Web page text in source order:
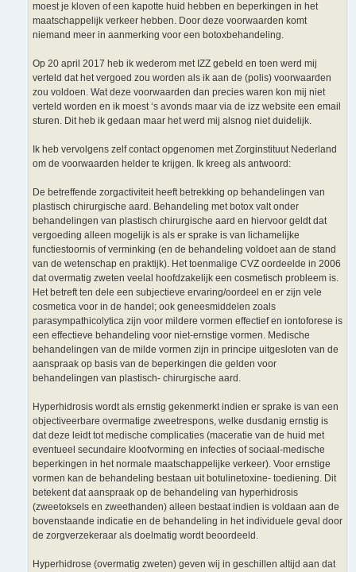
moest je kloven of een kapotte huid hebben en beperkingen in het
maatschappelijk verkeer hebben. Door deze voorwaarden komt
niemand meer in aanmerking voor een botoxbehandeling.
Op 20 april 2017 heb ik wederom met IZZ gebeld en toen werd mij
verteld dat het vergoed zou worden als ik aan de (polis) voorwaarden
zou voldoen. Wat deze voorwaarden dan precies waren kon mij niet
verteld worden en ik moest ‘s avonds maar via de izz website een email
sturen. Dit heb ik gedaan maar het werd mij alsnog niet duidelijk.
Ik heb vervolgens zelf contact opgenomen met Zorginstituut Nederland
om de voorwaarden helder te krijgen. Ik kreeg als antwoord:
De betreffende zorgactiviteit heeft betrekking op behandelingen van
plastisch chirurgische aard. Behandeling met botox valt onder
behandelingen van plastisch chirurgische aard en hiervoor geldt dat
vergoeding alleen mogelijk is als er sprake is van lichamelijke
functiestoornis of verminking (en de behandeling voldoet aan de stand
van de wetenschap en praktijk). Het toenmalige CVZ oordeelde in 2006
dat overmatig zweten veelal hoofdzakelijk een cosmetisch probleem is.
Het betreft ten dele een subjectieve ervaring/oordeel en er zijn vele
cosmetica voor in de handel; ook geneesmiddelen zoals
parasympathicolytica zijn voor mildere vormen effectief en iontoforese is
een effectieve behandeling voor niet-ernstige vormen. Medische
behandelingen van de milde vormen zijn in principe uitgesloten van de
aanspraak op basis van de beperkingen die gelden voor
behandelingen van plastisch- chirurgische aard.
Hyperhidrosis wordt als ernstig gekenmerkt indien er sprake is van een
objectiveerbare overmatige zweetrespons, welke dusdanig ernstig is
dat deze leidt tot medische complicaties (maceratie van de huid met
eventueel secundaire kloofvorming en infecties of sociaal-medische
beperkingen in het normale maatschappelijke verkeer). Voor ernstige
vormen kan de behandeling bestaan uit botulinetoxine- toediening. Dit
betekent dat aanspraak op de behandeling van hyperhidrosis
(zweetoksels en zweethanden) alleen bestaat indien is voldaan aan de
bovenstaande indicatie en de behandeling in het individuele geval door
de zorgverzekeraar als doelmatig wordt beoordeeld.
Hyperhidrose (overmatig zweten) geven wij in geschillen altijd aan dat